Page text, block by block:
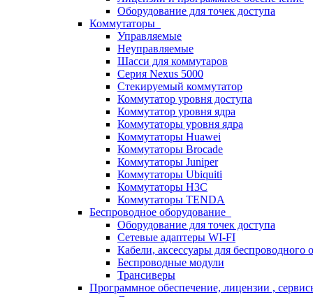
Оборудование для точек доступа
Коммутаторы
Управляемые
Неуправляемые
Шасси для коммутаров
Серия Nexus 5000
Стекируемый коммутатор
Коммутатор уровня доступа
Коммутатор уровня ядра
Коммутаторы уровня ядра
Коммутаторы Huawei
Коммутаторы Brocade
Коммутаторы Juniper
Коммутаторы Ubiquiti
Коммутаторы H3C
Коммутаторы TENDA
Беспроводное оборудование
Оборудование для точек доступа
Сетевые адаптеры WI-FI
Кабели, аксессуары для беспроводного
Беспроводные модули
Трансиверы
Программное обеспечение, лицензии ,